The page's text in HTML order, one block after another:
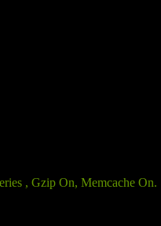
, Gzip On, Memcache On.